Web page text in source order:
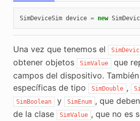
SimDeviceSim device = new
Una vez que tenemos el
obtener objetos
SimValue
que
campos del dispositivo.
específicas de tipo
SimDouble ,
SimBoolean y SimEnum , que
de la clase
SimValue , que no es